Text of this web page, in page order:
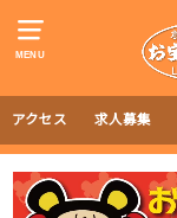
MENU
アクセス 求人募集